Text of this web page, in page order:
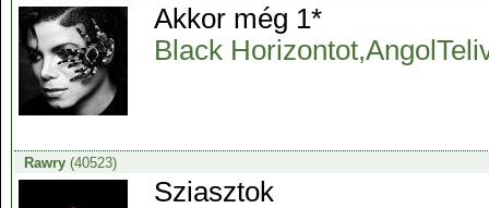
Akkor még 1*
Black
Rawry(40523)
Sziasztok